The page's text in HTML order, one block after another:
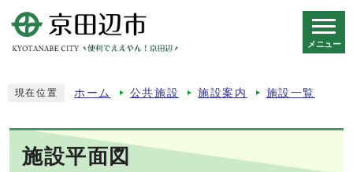
メニュー
現在位置 ホーム 公共施設 施設案内 施設一覧
施設平面図